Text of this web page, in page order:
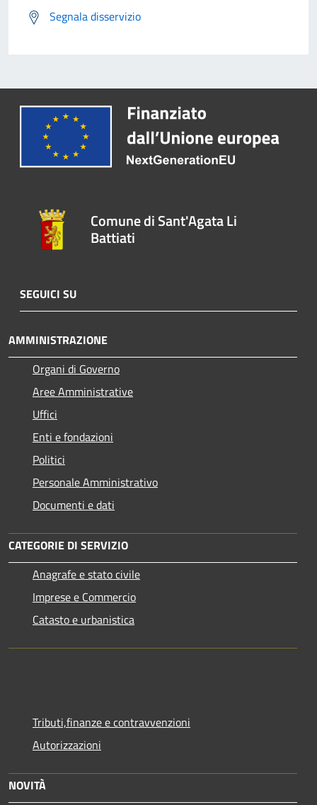
Segnala disservizio
Comune di Sant'Agata Li
Battiati
SEGUICI SU
AMMINISTRAZIONE
Organi di Governo
Aree Amministrative
Uffici
Enti e fondazioni
Politici
Personale Amministrativo
Documenti e dati
CATEGORIE DI SERVIZIO
Anagrafe e stato civile
Imprese e Commercio
Catasto e urbanistica
Tributi,finanze e contravvenzioni
Autorizzazioni
NOVITÀ